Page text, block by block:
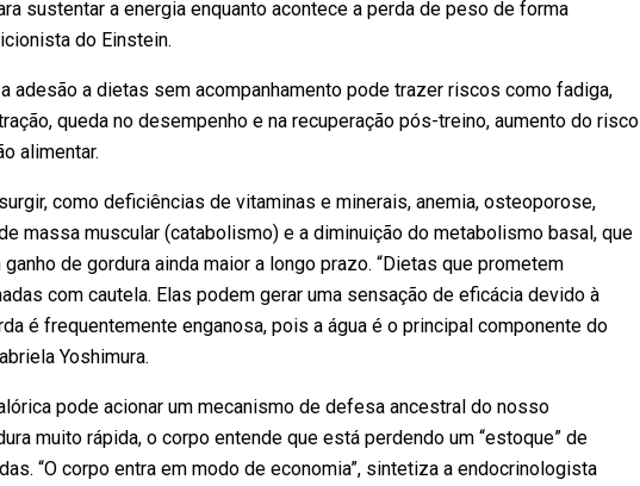
sustentar a energia enquanto acontece a perda de peso de forma
do Einstein.
adesão a dietas sem acompanhamento pode trazer riscos como fadiga,
queda no desempenho e na recuperação pós-treino, aumento do risco
alimentar.
como deficiências de vitaminas e minerais, anemia, osteoporose,
massa muscular (catabolismo) e a diminuição do metabolismo basal, que
de gordura ainda maior a longo prazo. “Dietas que prometem
com cautela. Elas podem gerar uma sensação de eficácia devido à
é frequentemente enganosa, pois a água é o principal componente do
Yoshimura.
pode acionar um mecanismo de defesa ancestral do nosso
muito rápida, o corpo entende que está perdendo um “estoque” de
“O corpo entra em modo de economia”, sintetiza a endocrinologista